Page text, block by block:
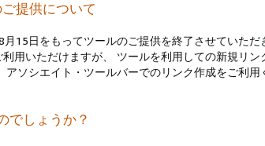
提供について
15日をもってツールのご提供を終了させていただ
用いただけますが、 ツールを利用しての新規リン
ソシエイト・ツールバーでのリンク作成をご利用
でしょうか？